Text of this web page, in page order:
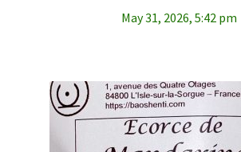
May 31, 2026, 5:42 pm